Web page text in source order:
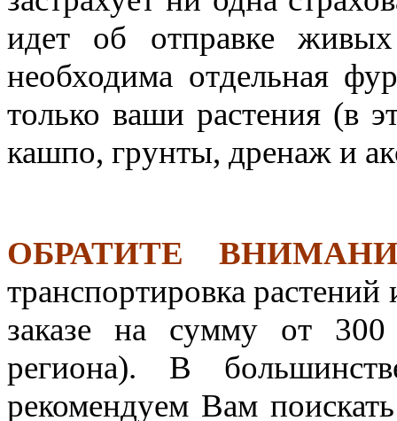
идет об отправке живых
необходима отдельная
только ваши растения (в
кашпо, грунты, дренаж и
ОБРАТИТЕ
транспортировка
заказе на сумму от
региона). В
рекомендуем Вам